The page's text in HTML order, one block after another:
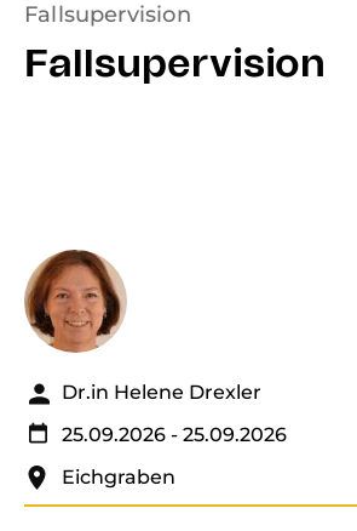
Fallsupervision
Fallsupervision
Dr.in Helene Drexler
25.09.2026 - 25.09.2026
Eichgraben